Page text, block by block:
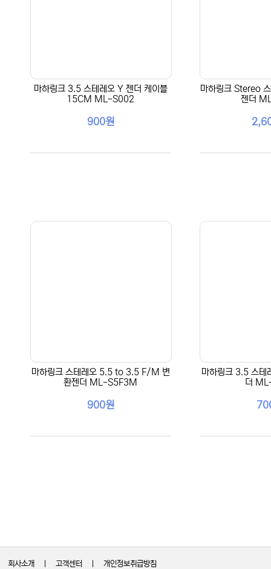
마하링크 3.5 스테레오 Y 젠더 케이블
15CM ML-S002
900원
마하링크 Stereo
젠더
마하링크 스테레오 5.5 to 3.5 F/M 변
환젠더 ML-S5F3M
900원
마하링크 3.5 스테
더
회사소개 고객센터 개인정보취급방침